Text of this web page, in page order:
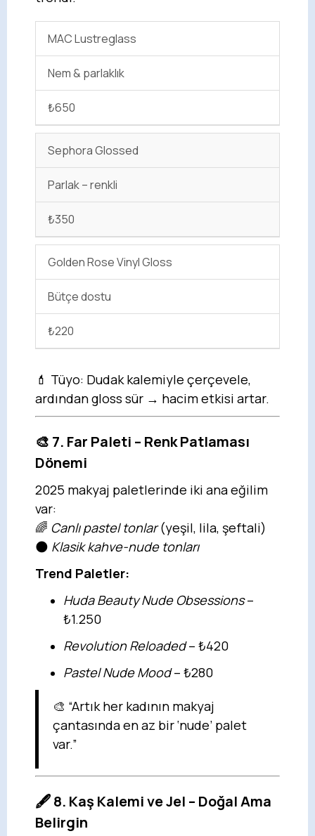
MAC Lustreglass
Nem & parlaklık
₺650
Sephora Glossed
Parlak – renkli
₺350
Golden Rose Vinyl Gloss
Bütçe dostu
₺220
💄 Tüyo: Dudak kalemiyle çerçevele,
ardından gloss sür → hacim etkisi artar.
🎨 7. Far Paleti – Renk Patlaması
Dönemi
2025 makyaj paletlerinde iki ana eğilim
var:
🌈 Canlı pastel tonlar(yeşil, lila, şeftali)
🌑 Klasik kahve-nude tonları
Trend Paletler:
Huda Beauty Nude Obsessions–
₺1.250
Revolution Reloaded– ₺420
Pastel Nude Mood– ₺280
🎨 “Artık her kadının makyaj
çantasında en az bir ‘nude’ palet
var.”
🖋️ 8. Kaş Kalemi ve Jel – Doğal Ama
Belirgin